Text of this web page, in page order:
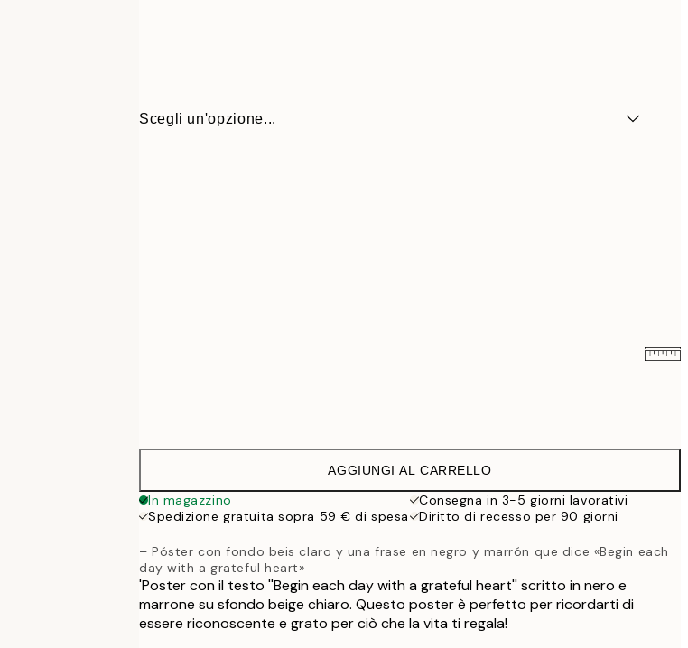
Scegli un'opzione...
19,95 €
AGGIUNGI AL CARRELLO
In magazzino
Consegna in 3-5 giorni lavorativi
Spedizione gratuita sopra 59 € di spesa
Diritto di recesso per 90 giorni
– Póster con fondo beis claro y una frase en negro y marrón que dice «Begin each
day with a grateful heart»
'Poster con il testo ''Begin each day with a grateful heart'' scritto in nero e
marrone su sfondo beige chiaro. Questo poster è perfetto per ricordarti di
essere riconoscente e grato per ciò che la vita ti regala!